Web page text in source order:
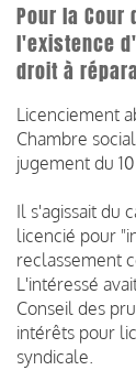
Pour la
l'existence
droit à
Licenciement
Chambre
jugement du
Il s'agissait du
licencié pour
reclassement
L'intéressé
Conseil des
intérêts pour
syndicale.